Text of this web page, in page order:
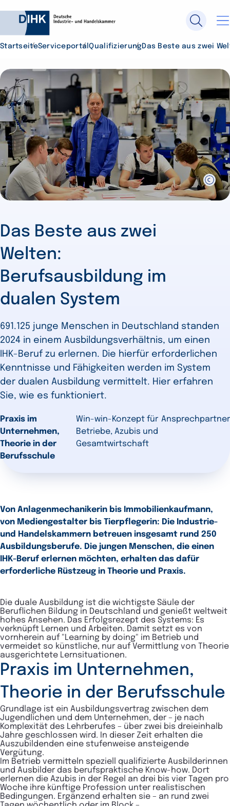
StartseiteServiceportalQualifizierung Das Beste aus zwei
Das Beste aus zwei
Welten:
Berufsausbildung im
dualen System
691.125 junge Menschen in Deutschland standen
2024 in einem Ausbildungsverhältnis, um einen
IHK-Beruf zu erlernen. Die hierfür erforderlichen
Kenntnisse und Fähigkeiten werden im System
der dualen Ausbildung vermittelt. Hier erfahren
Sie, wie es funktioniert.
Praxis im
Unternehmen,
Theorie in der
Berufsschule
Win-win-Konzept für
Betriebe, Azubis und
Gesamtwirtschaft
Ansprechpartner
Von Anlagenmechanikerin bis Immobilienkaufmann,
von Mediengestalter bis Tierpflegerin: Die Industrie-
und Handelskammern betreuen insgesamt rund 250
Ausbildungsberufe. Die jungen Menschen, die einen
IHK-Beruf erlernen möchten, erhalten das dafür
erforderliche Rüstzeug in Theorie und Praxis.
Die duale Ausbildung ist die wichtigste Säule der
Beruflichen Bildung in Deutschland und genießt weltweit
hohes Ansehen. Das Erfolgsrezept des Systems: Es
verknüpft Lernen und Arbeiten. Damit setzt es von
vornherein auf "Learning by doing" im Betrieb und
vermeidet so künstliche, nur auf Vermittlung von Theorie
ausgerichtete Lernsituationen.
Praxis im Unternehmen,
Theorie in der Berufsschule
Grundlage ist ein Ausbildungsvertrag zwischen dem
Jugendlichen und dem Unternehmen, der – je nach
Komplexität des Lehrberufes – über zwei bis dreieinhalb
Jahre geschlossen wird. In dieser Zeit erhalten die
Auszubildenden eine stufenweise ansteigende
Vergütung.
Im Betrieb vermitteln speziell qualifizierte Ausbilderinnen
und Ausbilder das berufspraktische Know-how. Dort
erlernen die Azubis in der Regel an drei bis vier Tagen pro
Woche ihre künftige Profession unter realistischen
Bedingungen. Ergänzend erhalten sie – an rund zwei